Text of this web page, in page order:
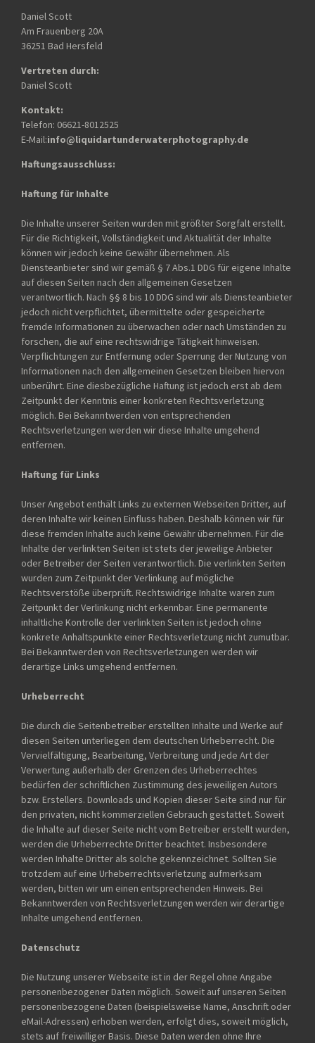
Daniel Scott
Am Frauenberg 20A
36251 Bad Hersfeld
Vertreten durch:
Daniel Scott
Kontakt:
Telefon: 06621-8012525
E-Mail:info@liquidartunderwaterphotography.de
Haftungsausschluss:
Haftung für Inhalte
Die Inhalte unserer Seiten wurden mit größter Sorgfalt erstellt.
Für die Richtigkeit, Vollständigkeit und Aktualität der Inhalte
können wir jedoch keine Gewähr übernehmen. Als
Diensteanbieter sind wir gemäß § 7 Abs.1 DDG für eigene Inhalte
auf diesen Seiten nach den allgemeinen Gesetzen
verantwortlich. Nach §§ 8 bis 10 DDG sind wir als Diensteanbieter
jedoch nicht verpflichtet, übermittelte oder gespeicherte
fremde Informationen zu überwachen oder nach Umständen zu
forschen, die auf eine rechtswidrige Tätigkeit hinweisen.
Verpflichtungen zur Entfernung oder Sperrung der Nutzung von
Informationen nach den allgemeinen Gesetzen bleiben hiervon
unberührt. Eine diesbezügliche Haftung ist jedoch erst ab dem
Zeitpunkt der Kenntnis einer konkreten Rechtsverletzung
möglich. Bei Bekanntwerden von entsprechenden
Rechtsverletzungen werden wir diese Inhalte umgehend
entfernen.
Haftung für Links
Unser Angebot enthält Links zu externen Webseiten Dritter, auf
deren Inhalte wir keinen Einfluss haben. Deshalb können wir für
diese fremden Inhalte auch keine Gewähr übernehmen. Für die
Inhalte der verlinkten Seiten ist stets der jeweilige Anbieter
oder Betreiber der Seiten verantwortlich. Die verlinkten Seiten
wurden zum Zeitpunkt der Verlinkung auf mögliche
Rechtsverstöße überprüft. Rechtswidrige Inhalte waren zum
Zeitpunkt der Verlinkung nicht erkennbar. Eine permanente
inhaltliche Kontrolle der verlinkten Seiten ist jedoch ohne
konkrete Anhaltspunkte einer Rechtsverletzung nicht zumutbar.
Bei Bekanntwerden von Rechtsverletzungen werden wir
derartige Links umgehend entfernen.
Urheberrecht
Die durch die Seitenbetreiber erstellten Inhalte und Werke auf
diesen Seiten unterliegen dem deutschen Urheberrecht. Die
Vervielfältigung, Bearbeitung, Verbreitung und jede Art der
Verwertung außerhalb der Grenzen des Urheberrechtes
bedürfen der schriftlichen Zustimmung des jeweiligen Autors
bzw. Erstellers. Downloads und Kopien dieser Seite sind nur für
den privaten, nicht kommerziellen Gebrauch gestattet. Soweit
die Inhalte auf dieser Seite nicht vom Betreiber erstellt wurden,
werden die Urheberrechte Dritter beachtet. Insbesondere
werden Inhalte Dritter als solche gekennzeichnet. Sollten Sie
trotzdem auf eine Urheberrechtsverletzung aufmerksam
werden, bitten wir um einen entsprechenden Hinweis. Bei
Bekanntwerden von Rechtsverletzungen werden wir derartige
Inhalte umgehend entfernen.
Datenschutz
Die Nutzung unserer Webseite ist in der Regel ohne Angabe
personenbezogener Daten möglich. Soweit auf unseren Seiten
personenbezogene Daten (beispielsweise Name, Anschrift oder
eMail-Adressen) erhoben werden, erfolgt dies, soweit möglich,
stets auf freiwilliger Basis. Diese Daten werden ohne Ihre